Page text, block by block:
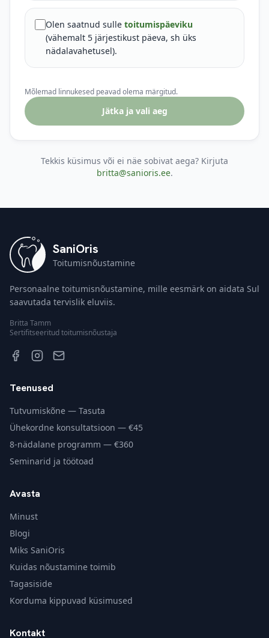
Olen saatnud sulle toitumispäeviku
(vähemalt 5 järjestikust päeva, sh üks
nädalavahetusel).
Mõlemad linnukesed peavad olema märgitud.
Jätka ja vali aeg
Tekkis küsimus või ei näe sobivat aega? Kirjuta
britta@sanioris.ee.
SaniOris
Toitumisnõustamine
Personaalne toitumisnõustamine, mille eesmärk on aidata Sul
saavutada tervislik eluviis.
Britta Tamm
Sertifitseeritud toitumisnõustaja
Teenused
Tutvumiskõne — Tasuta
Ühekordne konsultatsioon — €45
8-nädalane programm — €360
Seminarid ja töötoad
Avasta
Minust
Blogi
Miks SaniOris
Kuidas nõustamine toimib
Tagasiside
Korduma kippuvad küsimused
Kontakt